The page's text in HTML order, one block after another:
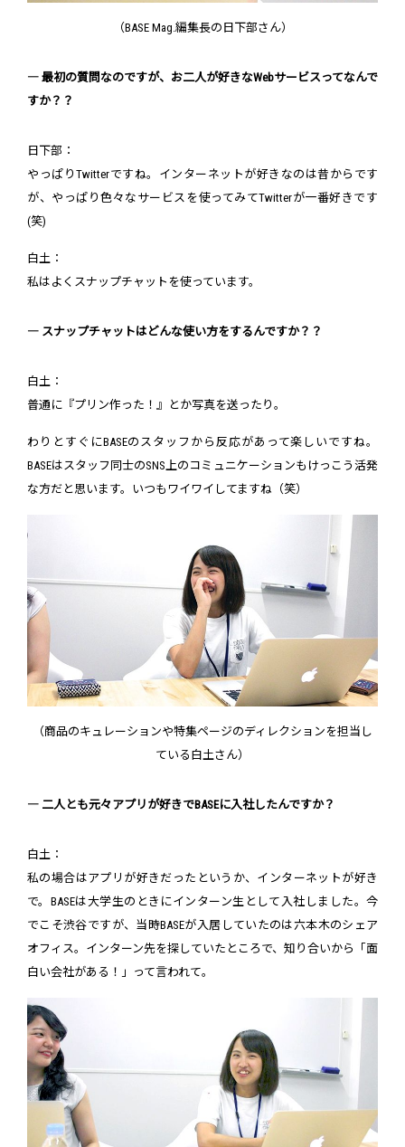
（BASE Mag.編集長の日下部さん）
― 最初の質問なのですが、お二人が好きなWebサービスってなんで
すか？？
日下部：
やっぱりTwitterですね。インターネットが好きなのは昔からです
が、やっぱり色々なサービスを使ってみてTwitterが一番好きです
(笑)
白土：
私はよくスナップチャットを使っています。
― スナップチャットはどんな使い方をするんですか？？
白土：
普通に『プリン作った！』とか写真を送ったり。
わりとすぐにBASEのスタッフから反応があって楽しいですね。
BASEはスタッフ同士のSNS上のコミュニケーションもけっこう活発
な方だと思います。いつもワイワイしてますね（笑）
（商品のキュレーションや特集ページのディレクションを担当し
ている白土さん）
― 二人とも元々アプリが好きでBASEに入社したんですか？
白土：
私の場合はアプリが好きだったというか、インターネットが好き
で。BASEは大学生のときにインターン生として入社しました。今
でこそ渋谷ですが、当時BASEが入居していたのは六本木のシェア
オフィス。インターン先を探していたところで、知り合いから「面
白い会社がある！」って言われて。